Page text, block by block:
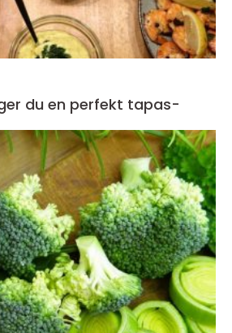
du en perfekt tapas-